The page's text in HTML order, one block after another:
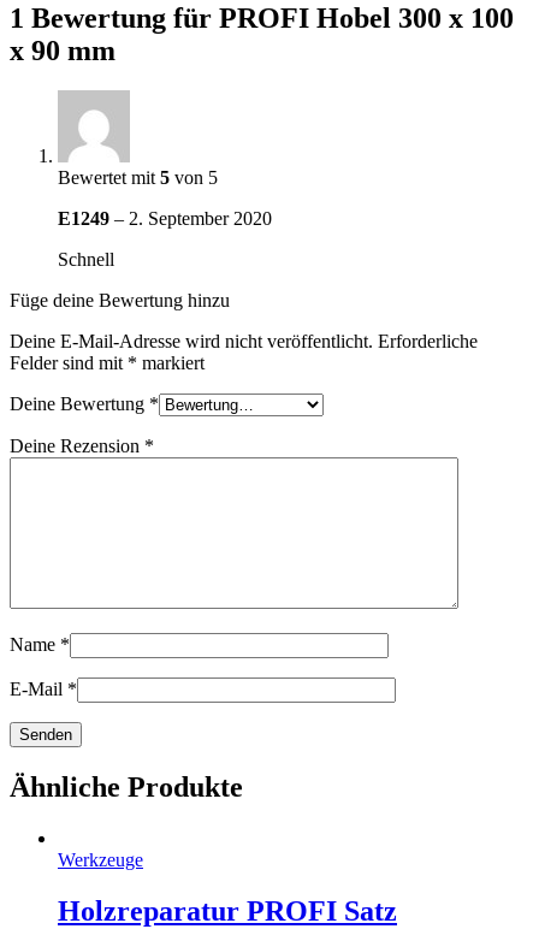
1 Bewertung für PROFI Hobel 300 x 100
x 90 mm
Bewertet mit5 von 5
E1249 – 2. September 2020
Schnell
Füge deine Bewertung hinzu
Deine E-Mail-Adresse wird nicht veröffentlicht. Erforderliche
Felder sind mit * markiert
Deine Bewertung *
Deine Rezension *
Name *
E-Mail *
Ähnliche Produkte
Werkzeuge
Holzreparatur PROFI Satz